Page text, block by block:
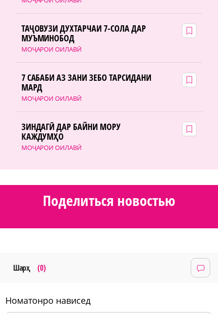
МОҶАРОИ ОИЛАВӢ
ТАҶОВУЗИ ДУХТАРЧАИ 7-СОЛА ДАР
МУЪМИНОБОД
МОҶАРОИ ОИЛАВӢ
7 САБАБИ АЗ ЗАНИ ЗЕБО ТАРСИДАНИ
МАРД
МОҶАРОИ ОИЛАВӢ
ЗИНДАГӢ ДАР БАЙНИ МОРУ
КАЖДУМҲО
Поделиться новостью
Шарҳ (0)
номатонро нависед